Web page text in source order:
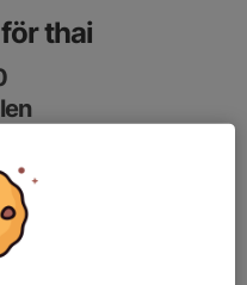
thai
som inriktning